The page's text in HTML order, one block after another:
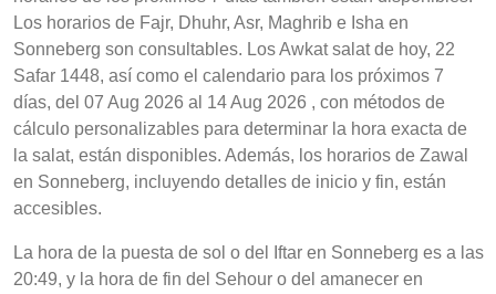
Los horarios de Fajr, Dhuhr, Asr, Maghrib e Isha en
Sonneberg son consultables. Los Awkat salat de hoy, 22
Safar 1448, así como el calendario para los próximos 7
días, del 07 Aug 2026 al 14 Aug 2026 , con métodos de
cálculo personalizables para determinar la hora exacta de
la salat, están disponibles. Además, los horarios de Zawal
en Sonneberg, incluyendo detalles de inicio y fin, están
accesibles.
La hora de la puesta de sol o del Iftar en Sonneberg es a las
20:49, y la hora de fin del Sehour o del amanecer en